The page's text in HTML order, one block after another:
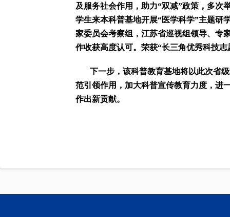
及服务社会作用，助力“双减”政策，多次
学生来本科普基地开展“医学科学”主题研
家委员会考察组，江苏省巡视组领导、专
作收获高度认可。荣获“长三角优秀科技
下一步，该科普教育基地将以此次省
范引领作用，加大科普宣传教育力度，进
作出新贡献。